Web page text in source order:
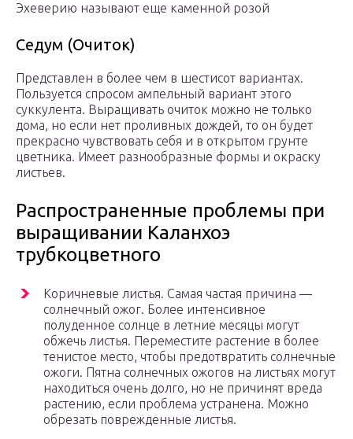
Эхеверию называют еще каменной розой
Седум (Очиток)
Представлен в более чем в шестисот вариантах.
Пользуется спросом ампельный вариант этого
суккулента. Выращивать очиток можно не только
дома, но если нет проливных дождей, то он будет
прекрасно чувствовать себя и в открытом грунте
цветника. Имеет разнообразные формы и окраску
листьев.
Распространенные проблемы при
выращивании Каланхоэ
трубкоцветного
Коричневые листья. Самая частая причина —
солнечный ожог. Более интенсивное
полуденное солнце в летние месяцы могут
обжечь листья. Переместите растение в более
тенистое место, чтобы предотвратить солнечные
ожоги. Пятна солнечных ожогов на листьях могут
находиться очень долго, но не причинят вреда
растению, если проблема устранена. Можно
обрезать поврежденные листья.